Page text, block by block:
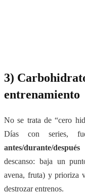
3)
entrenamiento
No se trata de “cero
Días con series,
antes/durante/después
descanso: baja un
avena, fruta) y prioriza
destrozar entrenos.